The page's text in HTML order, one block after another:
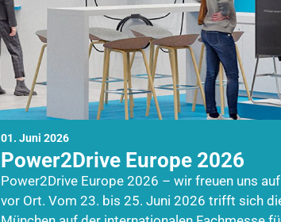
01. Juni 2026
Power2Drive Europe 2026
Power2Drive Europe 2026 – wir freuen uns
vor Ort. Vom 23. bis 25. Juni 2026 trifft sich